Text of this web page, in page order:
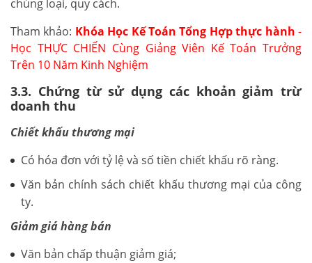
chủng loại, quy cách.
Tham khảo: Khóa Học Kế Toán Tổng Hợp thực hành -
Học THỰC CHIẾN Cùng Giảng Viên Kế Toán Trưởng
Trên 10 Năm Kinh Nghiệm
3.3. Chứng từ sử dụng các khoản giảm trừ
doanh thu
Chiết khấu thương mại
Có hóa đơn với tỷ lệ và số tiền chiết khấu rõ ràng.
Văn bản chính sách chiết khấu thương mại của công
ty.
Giảm giá hàng bán
Văn bản chấp thuận giảm giá;